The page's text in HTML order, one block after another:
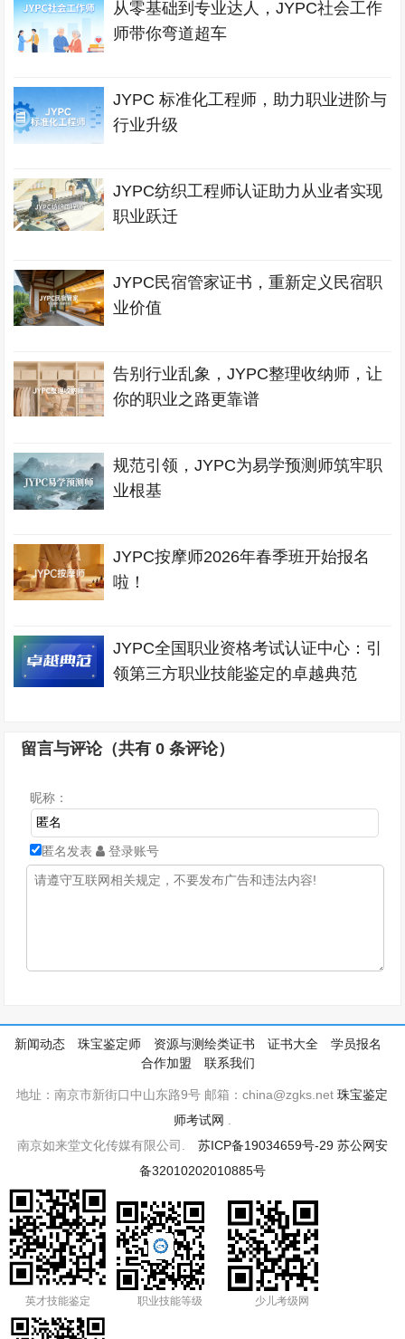
从零基础到专业达人，JYPC社会工作
师带你弯道超车
JYPC 标准化工程师，助力职业进阶与
行业升级
JYPC纺织工程师认证助力从业者实现
职业跃迁
JYPC民宿管家证书，重新定义民宿职
业价值
告别行业乱象，JYPC整理收纳师，让
你的职业之路更靠谱
规范引领，JYPC为易学预测师筑牢职
业根基
JYPC按摩师2026年春季班开始报名
啦！
JYPC全国职业资格考试认证中心：引
领第三方职业技能鉴定的卓越典范
留言与评论（共有0 条评论）
昵称：
匿名发表 登录账号
新闻动态 珠宝鉴定师 资源与测绘类证书 证书大全
学员报名
合作加盟
联系我们
地址：南京市新街口中山东路9号 邮箱：china@zgks.net珠宝鉴定
师考试网
南京如来堂文化传媒有限公司. 苏ICP备19034659号-29 苏公网安
备32010202010885号
英才技能鉴定 职业技能等级 少儿考级网